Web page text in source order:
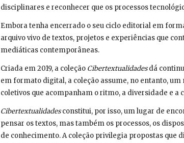
disciplinares e reconhecer que os processos
Embora tenha encerrado o seu ciclo editorial em
arquivo vivo de textos, projetos e experiências que
mediáticas contemporâneas.
Criada em 2019, a coleção Cibertextualidadesdá
em formato digital, a coleção assume, no entanto,
coletivos que acompanham o ritmo, a diversidade e
Cibertextualidadesconstitui, por isso, um lugar de
pensar os textos, mas também os processos, os
de conhecimento. A coleção privilegia propostas